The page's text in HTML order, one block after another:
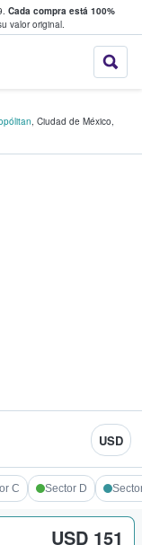
Cada compra está 100%
valor original.
donde
, Ciudad de México,
USD
C Sector D
USD 151